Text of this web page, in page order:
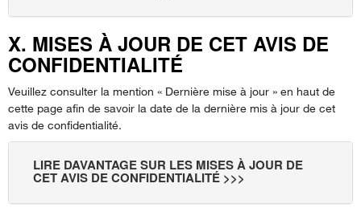
X. MISES À JOUR DE CET AVIS DE
CONFIDENTIALITÉ
Veuillez consulter la mention « Dernière mise à jour » en haut de
cette page afin de savoir la date de la dernière mis à jour de cet
avis de confidentialité.
LIRE DAVANTAGE SUR LES MISES À JOUR DE
CET AVIS DE CONFIDENTIALITÉ >>>